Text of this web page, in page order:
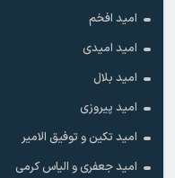
امید افخم
امید امیدی
امید بلال
امید پیروزی
امید تکین و توفیق الامیر
امید جعفری و الیاس کرمی